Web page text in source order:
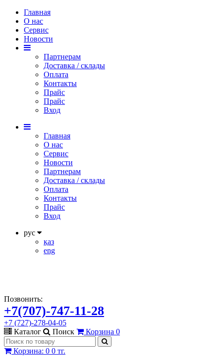
Главная
О нас
Сервис
Новости
Партнерам
Доставка / склады
Оплата
Контакты
Прайс
Прaйс
Вход
Главная
О нас
Сервис
Новости
Партнерам
Доставка / склады
Оплата
Контакты
Прайс
Вход
рус
қаз
eng
Позвонить:
+7(707)-747-11-28
+7 (727)-278-04-05
Каталог
Поиск Корзина 0
Корзина: 0 0 тг.